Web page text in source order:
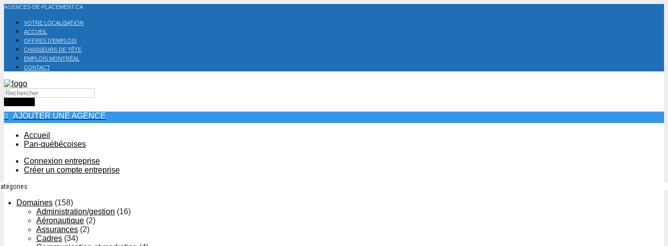
AGENCES-DE-PLACEMENT.CA
VOTRE LOCALISATION
ACCUEIL
OFFRES D’EMPLOIS
CHASSEURS DE TÊTE
EMPLOIS MONTRÉAL
CONTACT
AJOUTER UNE AGENCE
Accueil
Pan-québécoises
Connexion entreprise
Créer un compte entreprise
Domaines (158)
Administration/gestion (16)
Aéronautique (2)
Assurances (2)
Cadres (34)